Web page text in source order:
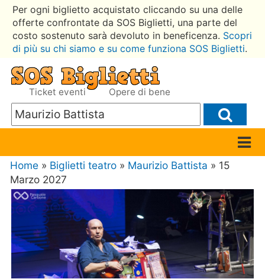
Per ogni biglietto acquistato cliccando su una delle
offerte confrontate da SOS Biglietti, una parte del
costo sostenuto sarà devoluto in beneficenza. Scopri
di più su chi siamo e su come funziona SOS Biglietti.
Ticket eventi Opere di bene
Home » Biglietti teatro » Maurizio Battista » 15
Marzo 2027